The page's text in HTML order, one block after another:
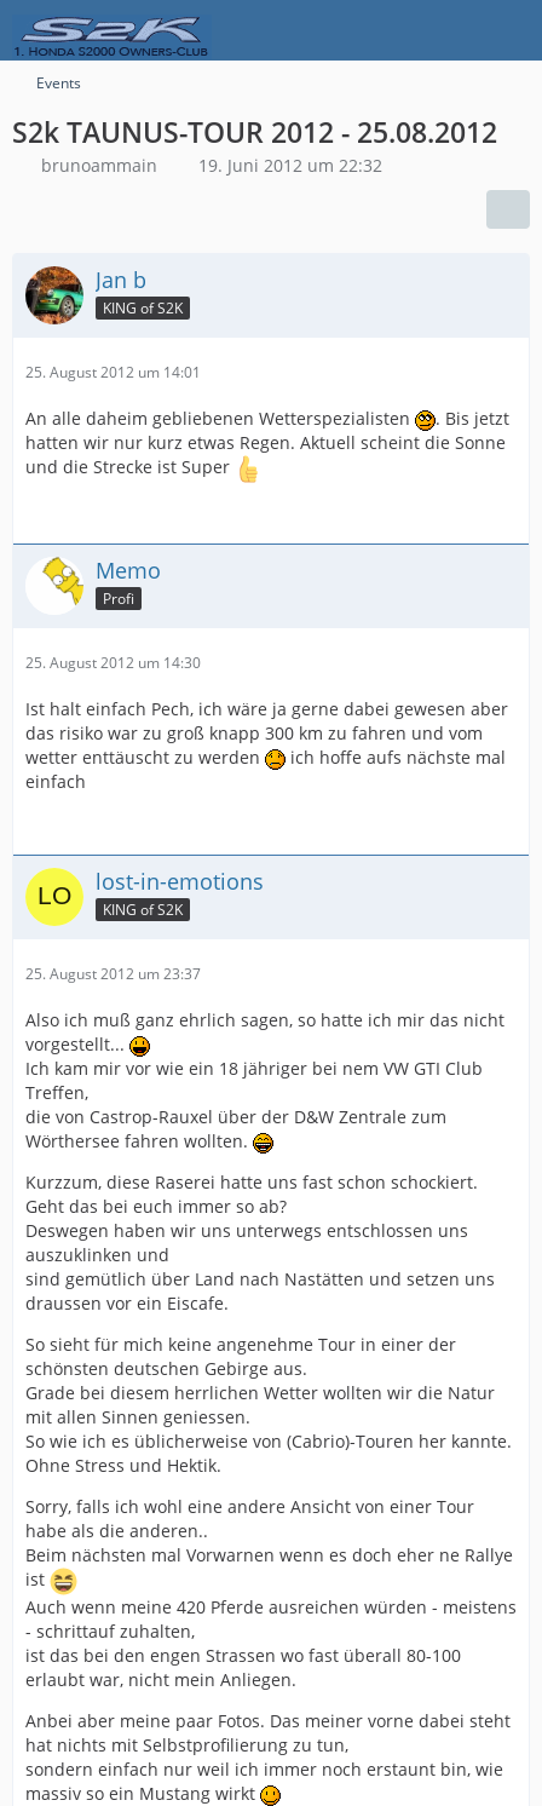
Events
S2k TAUNUS-TOUR 2012 - 25.08.2012
brunoammain 19. Juni 2012 um 22:32
Jan b
KING of S2K
25. August 2012 um 14:01
An alle daheim gebliebenen Wetterspezialisten
. Bis jetzt
hatten wir nur kurz etwas Regen. Aktuell scheint die Sonne
und die Strecke ist Super
Memo
Profi
25. August 2012 um 14:30
Ist halt einfach Pech, ich wäre ja gerne dabei gewesen aber
das risiko war zu groß knapp 300 km zu fahren und vom
wetter enttäuscht zu werden
ich hoffe aufs nächste mal
einfach
lost-in-emotions
KING of S2K
25. August 2012 um 23:37
Also ich muß ganz ehrlich sagen, so hatte ich mir das nicht
vorgestellt...
Ich kam mir vor wie ein 18 jähriger bei nem VW GTI Club
Treffen,
die von Castrop-Rauxel über der D&W Zentrale zum
Wörthersee fahren wollten.
Kurzzum, diese Raserei hatte uns fast schon schockiert.
Geht das bei euch immer so ab?
Deswegen haben wir uns unterwegs entschlossen uns
auszuklinken und
sind gemütlich über Land nach Nastätten und setzen uns
draussen vor ein Eiscafe.
So sieht für mich keine angenehme Tour in einer der
schönsten deutschen Gebirge aus.
Grade bei diesem herrlichen Wetter wollten wir die Natur
mit allen Sinnen geniessen.
So wie ich es üblicherweise von (Cabrio)-Touren her kannte.
Ohne Stress und Hektik.
Sorry, falls ich wohl eine andere Ansicht von einer Tour
habe als die anderen..
Beim nächsten mal Vorwarnen wenn es doch eher ne Rallye
ist
Auch wenn meine 420 Pferde ausreichen würden - meistens
- schrittauf zuhalten,
ist das bei den engen Strassen wo fast überall 80-100
erlaubt war, nicht mein Anliegen.
Anbei aber meine paar Fotos. Das meiner vorne dabei steht
hat nichts mit Selbstprofilierung zu tun,
sondern einfach nur weil ich immer noch erstaunt bin, wie
massiv so ein Mustang wirkt